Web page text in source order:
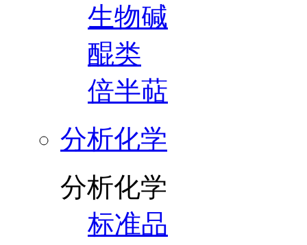
生物碱
醌类
倍半萜
分析化学
分析化学
标准品